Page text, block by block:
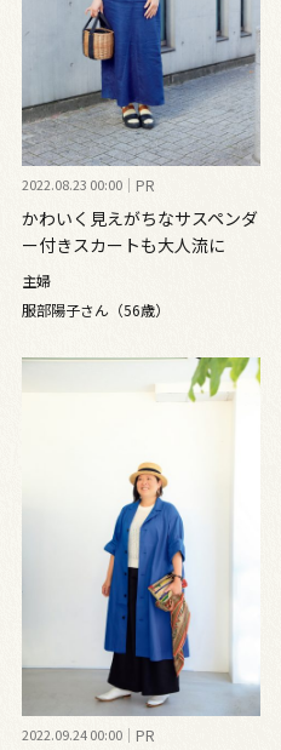
2022.08.23 00:00 PR
かわいく見えがちなサスペンダ
ー付きスカートも大人流に
主婦
服部陽子さん（56歳）
2022.09.24 00:00 PR